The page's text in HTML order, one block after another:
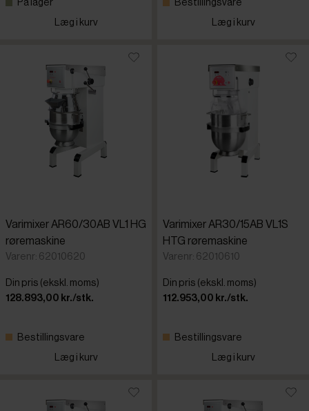
På lager
Læg i kurv
Bestillingsvare
Læg i kurv
Varimixer AR60/30AB VL1 HG
røremaskine
Varenr: 62010620
Din pris (ekskl. moms)
128.893,00 kr./stk.
Bestillingsvare
Læg i kurv
Varimixer AR30/15AB VL1S
HTG røremaskine
Varenr: 62010610
Din pris (ekskl. moms)
112.953,00 kr./stk.
Bestillingsvare
Læg i kurv